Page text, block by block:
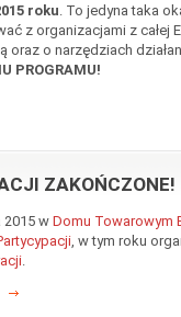
roku . To jedyna taka
z organizacjami z całej
oraz o narzędziach
PROGRAMU!
ZAKOŃCZONE!
2015 w Domu Towarowym
, w tym roku
.